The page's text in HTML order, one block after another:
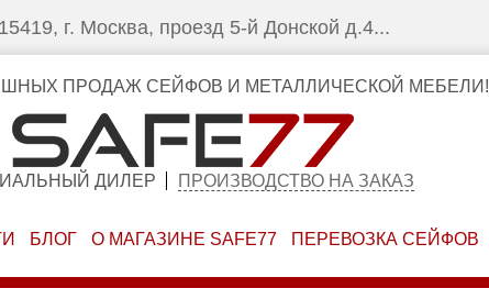
г. Москва, проезд 5-й Донской д.4...
ПРОДАЖ СЕЙФОВ И МЕТАЛЛИЧЕСКОЙ МЕБЕЛИ!
ДИЛЕР ПРОИЗВОДСТВО НА ЗАКАЗ
БЛОГ О МАГАЗИНЕ SAFE77 ПЕРЕВОЗКА СЕЙФОВ